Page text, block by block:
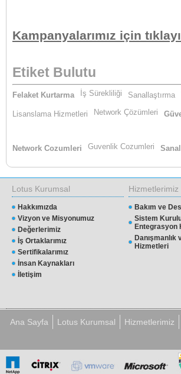
Kampanyalarımız için
Etiket Bulutu
Felaket Kurtarma İş Sürekliliği Sanallaştırma
Lisanslama Hizmetleri Network Çözümleri
Network Cozumleri Guvenlik Cozumleri
Lotus Kurumsal
Hakkımızda
Vizyon ve Misyonumuz
Değerlerimiz
İş Ortaklarımız
Sertifikalarımız
İnsan Kaynakları
İletişim
Hizmetlerimiz
Bakım ve
Sistem
Entegrasyon
Hizmetleri
Ana Sayfa Lotus Kurumsal Hizmetlerimiz